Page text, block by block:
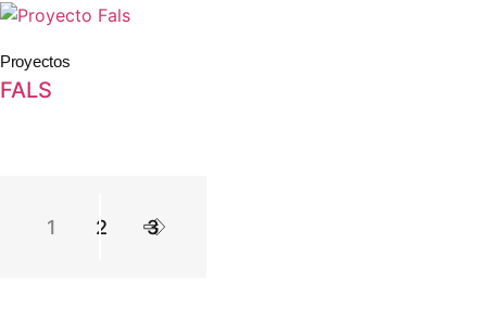
Proyectos
FALS
1 2 3